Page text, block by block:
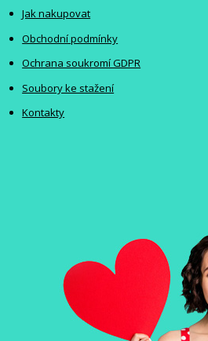
Jak nakupovat
Obchodní podmínky
Ochrana soukromí GDPR
Soubory ke stažení
Kontakty